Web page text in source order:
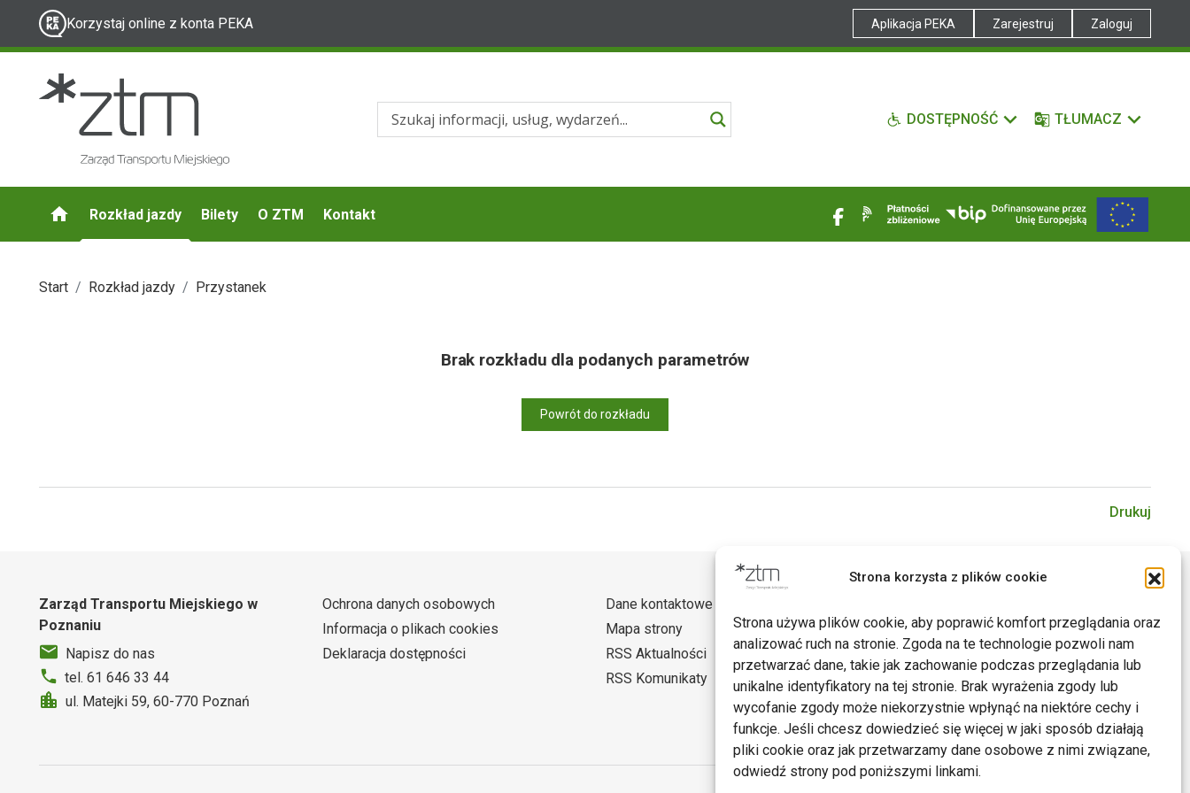
Strona korzysta z plików cookie
Strona używa plików cookie, aby poprawić komfort przeglądania oraz
analizować ruch na stronie. Zgoda na te technologie pozwoli nam
przetwarzać dane, takie jak zachowanie podczas przeglądania lub
unikalne identyfikatory na tej stronie. Brak wyrażenia zgody lub
wycofanie zgody może niekorzystnie wpłynąć na niektóre cechy i
funkcje. Jeśli chcesz dowiedzieć się więcej w jaki sposób działają
pliki cookie oraz jak przetwarzamy dane osobowe z nimi związane,
odwiedź strony pod poniższymi linkami.
Korzystaj online z konta PEKA Aplikacja PEKA Zarejestruj Zaloguj
DOSTĘPNOŚĆ TŁUMACZ
Rozkład jazdy Bilety O ZTM Kontakt
Start Rozkład jazdy Przystanek
Brak rozkładu dla podanych parametrów
Powrót do rozkładu
Drukuj
Zarząd Transportu Miejskiego w
Poznaniu
Napisz do nas
tel. 61 646 33 44
ul. Matejki 59, 60-770 Poznań
Ochrona danych osobowych
Informacja o plikach cookies
Deklaracja dostępności
Dane kontaktowe
Mapa strony
RSS Aktualności
RSS Komunikaty